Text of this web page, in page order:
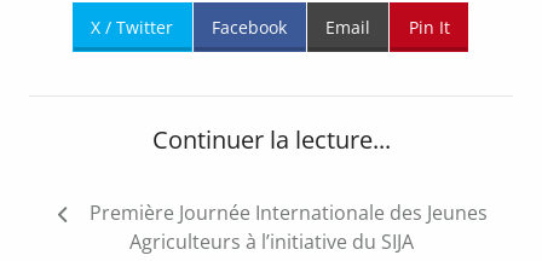
X / Twitter Facebook Email Pin It
Continuer la lecture...
Navigation
de
Première Journée Internationale des Jeunes
Agriculteurs à l’initiative du SIJA